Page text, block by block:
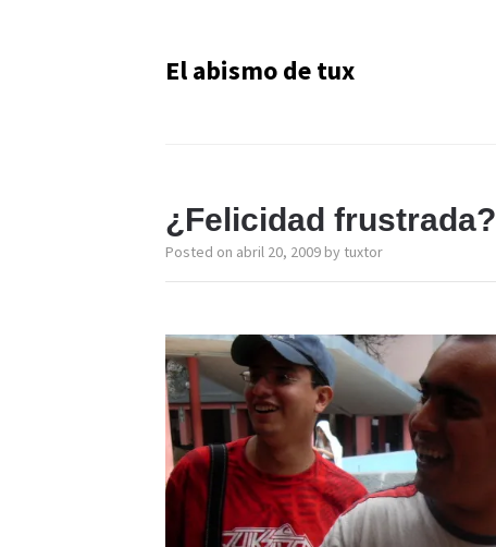
El abismo de tux
¿Felicidad frustrada?
Posted on abril 20, 2009 by tuxtor